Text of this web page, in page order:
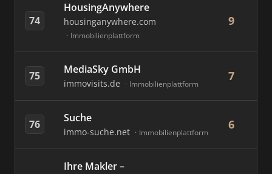
74
HousingAnywhere
housinganywhere.com
Immobilienplattform
9
75 MediaSky GmbH
immovisits.de Immobilienplattform
7
76 Suche
immo-suche.net Immobilienplattform
6
Ihre Makler –